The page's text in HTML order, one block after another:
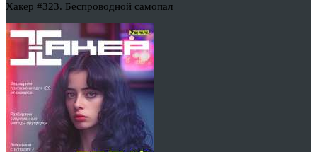
Хакер #323. Беспроводной самопал